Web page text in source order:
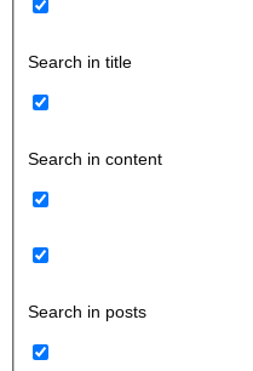
Search in title
Search in content
Search in posts